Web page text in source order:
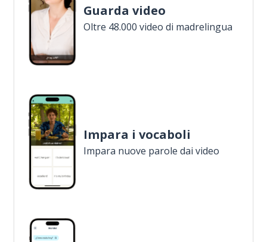
Guarda video
Oltre 48.000 video di madrelingua
Impara i vocaboli
Impara nuove parole dai video